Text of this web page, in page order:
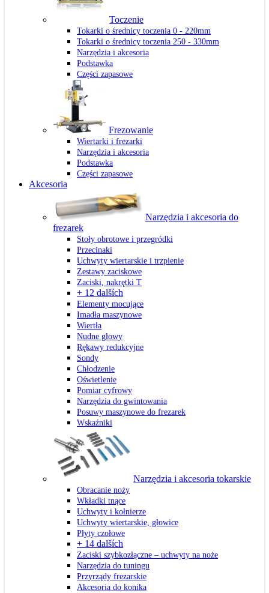
Toczenie
Tokarki o średnicy toczenia 0 - 220mm
Tokarki o średnicy toczenia 250 - 330mm
Narzędzia i akcesoria
Podstawka
Części zapasowe
Frezowanie
Wiertarki i frezarki
Narzędzia i akcesoria
Podstawka
Części zapasowe
Akcesoria
Narzędzia i akcesoria do
frezarek
Stoły obrotowe i przegródki
Przecinaki
Uchwyty wiertarskie i trzpienie
Zestawy zaciskowe
Zaciski, nakrętki T
+ 12 dalších
Elementy mocujące
Imadła maszynowe
Wiertła
Nudne głowy
Rękawy redukcyjne
Sondy
Chłodzenie
Oświetlenie
Pomiar cyfrowy
Narzędzia do gwintowania
Posuwy maszynowe do frezarek
Wskaźniki
Narzędzia i akcesoria tokarskie
Obracanie noży
Wkładki tnące
Uchwyty i kołnierze
Uchwyty wiertarskie, głowice
Płyty czołowe
+ 14 dalších
Zaciski szybkozłączne – uchwyty na noże
Narzędzia do tuningu
Przyrządy frezarskie
Akcesoria do konika